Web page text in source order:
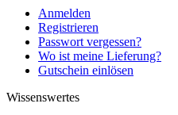
Anmelden
Registrieren
Passwort vergessen?
Wo ist meine Lieferung?
Gutschein einlösen
Wissenswertes